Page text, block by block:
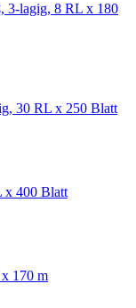
3-lagig, 8 RL x 180
30 RL x 250 Blatt
x 400 Blatt
170 m